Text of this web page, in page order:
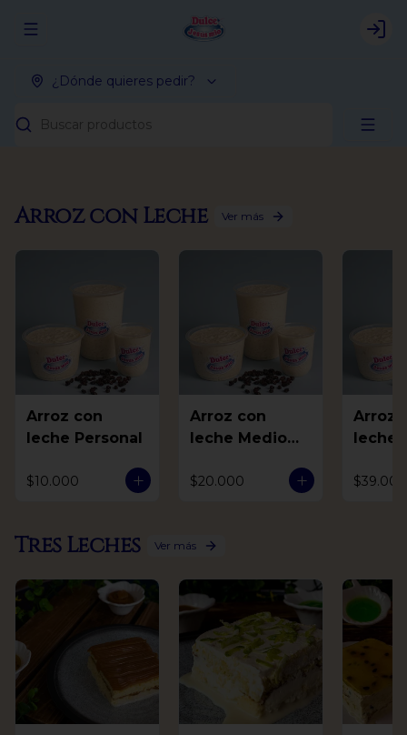
Abrir menu de navegación
¿Dónde quieres pedir?
Buscar productos
Arroz con Leche Ver más
Arroz con
leche Personal
$10.000
Arroz con
leche Medio
$20.000
Arroz
leche
$39.000
Tres Leches Ver más